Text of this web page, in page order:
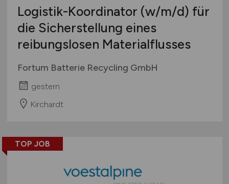
Logistik-Koordinator (w/m/d) für
die Sicherstellung eines
reibungslosen Materialflusses
Fortum Batterie Recycling GmbH
gestern
Kirchardt
TOP JOB